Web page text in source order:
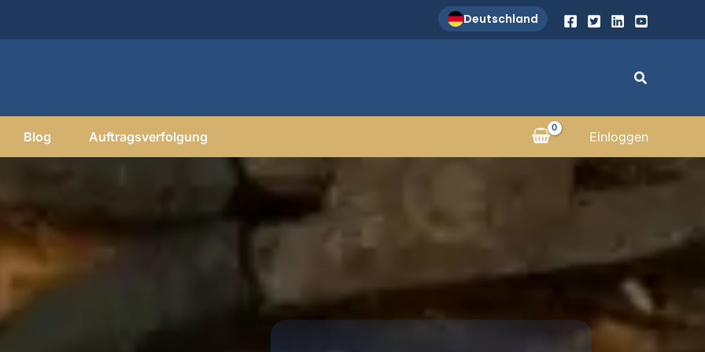
Deutschland
Suchen
Blog Auftragsverfolgung Einloggen